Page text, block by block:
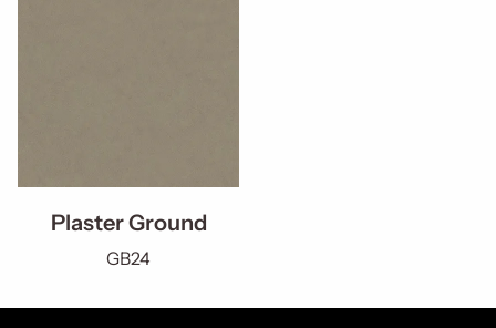
Plaster Ground
GB24